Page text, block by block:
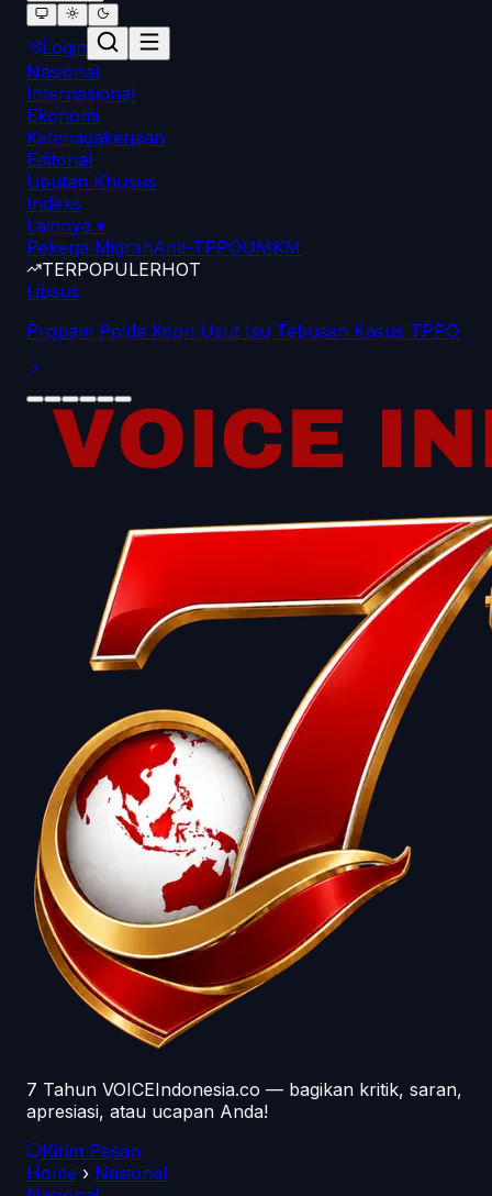
Login
Nasional
Internasional
Ekonomi
Ketenagakerjaan
Editorial
Liputan Khusus
Indeks
Lainnya ▾
Pekerja MigranAnti-TPPOUMKM
TERPOPULERHOT
Lipsus
Propam Polda Kepri Usut Isu Tebusan Kasus TPPO
7 Tahun VOICEIndonesia.co — bagikan kritik, saran,
apresiasi, atau ucapan Anda!
Kirim Pesan
Home › Nasional